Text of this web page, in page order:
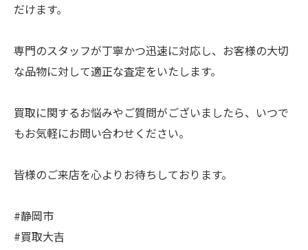
だけます。
専門のスタッフが丁寧かつ迅速に対応し、お客様の大切
な品物に対して適正な査定をいたします。
買取に関するお悩みやご質問がございましたら、いつで
もお気軽にお問い合わせください。
皆様のご来店を心よりお待ちしております。
#静岡市
#買取大吉